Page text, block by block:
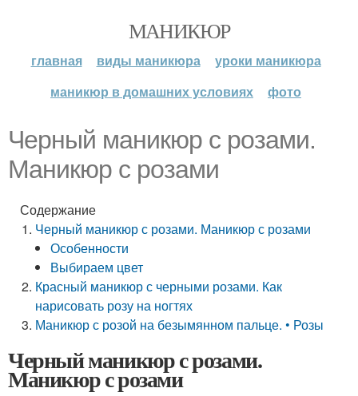
МАНИКЮР
главная виды маникюра
уроки маникюра
маникюр в домашних условиях
фото
Черный маникюр с розами.
Маникюр с розами
Содержание
Черный маникюр с розами. Маникюр с розами
Особенности
Выбираем цвет
Красный маникюр с черными розами. Как
нарисовать розу на ногтях
Маникюр с розой на безымянном пальце. • Розы
Черный маникюр с розами.
Маникюр с розами